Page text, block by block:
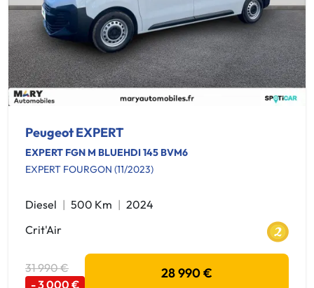
Peugeot EXPERT
EXPERT FGN M BLUEHDI 145 BVM6
EXPERT FOURGON (11/2023)
Diesel 500 Km
2024
Crit'Air
31 990 €
- 3 000 €
28 990 €